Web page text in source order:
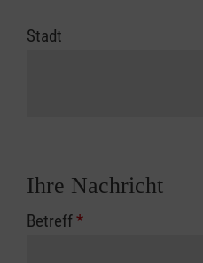
Stadt
Ihre Nachricht
Betreff*